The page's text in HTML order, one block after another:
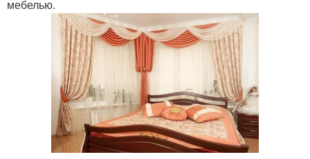
мебелью.